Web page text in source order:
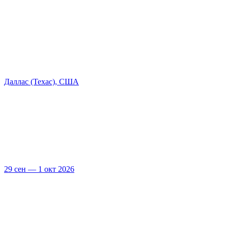
Даллас (Техас), США
29 сен — 1 окт 2026